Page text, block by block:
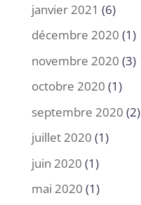
janvier 2021 (6)
décembre 2020 (1)
novembre 2020 (3)
octobre 2020 (1)
septembre 2020 (2)
juillet 2020 (1)
juin 2020 (1)
mai 2020 (1)